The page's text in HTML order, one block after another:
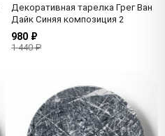
Декоративная тарелка Грег Ван
Дайк Синяя композиция 2
980 ₽
1 440 ₽